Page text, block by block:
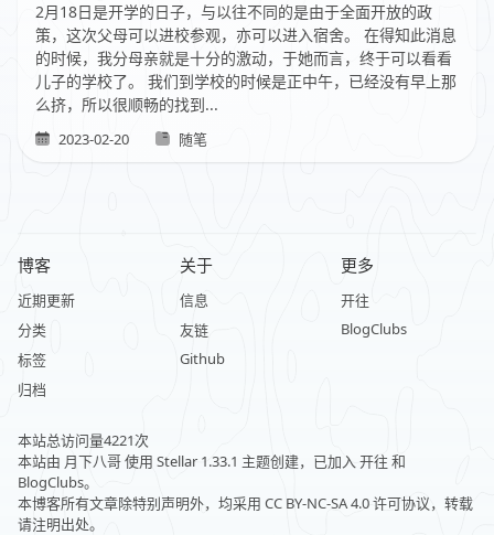
2月18日是开学的日子，与以往不同的是由于全面开放的政
策，这次父母可以进校参观，亦可以进入宿舍。 在得知此消息
的时候，我分母亲就是十分的激动，于她而言，终于可以看看
儿子的学校了。 我们到学校的时候是正中午，已经没有早上那
么挤，所以很顺畅的找到...
2023-02-20 随笔
博客
近期更新
分类
标签
归档
关于
信息
友链
Github
更多
开往
BlogClubs
本站总访问量4221次
本站由 月下八哥使用 Stellar 1.33.1 主题创建，已加入 开往 和
BlogClubs。
本博客所有文章除特别声明外，均采用 CC BY-NC-SA 4.0许可协议，转载
请注明出处。